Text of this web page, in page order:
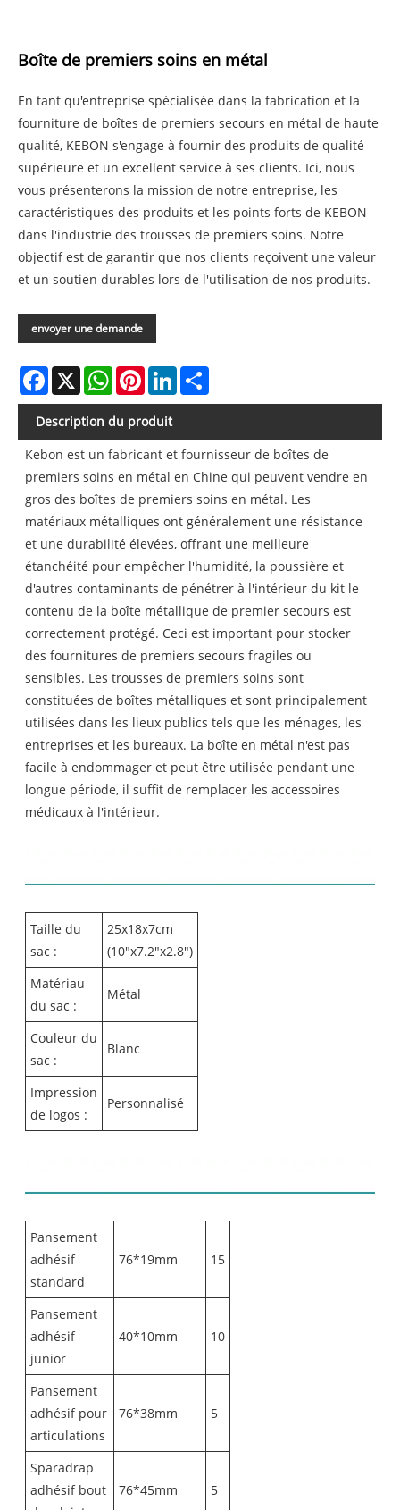
Boîte de premiers soins en métal
En tant qu'entreprise spécialisée dans la fabrication et la
fourniture de boîtes de premiers secours en métal de haute
qualité, KEBON s'engage à fournir des produits de qualité
supérieure et un excellent service à ses clients. Ici, nous
vous présenterons la mission de notre entreprise, les
caractéristiques des produits et les points forts de KEBON
dans l'industrie des trousses de premiers soins. Notre
objectif est de garantir que nos clients reçoivent une valeur
et un soutien durables lors de l'utilisation de nos produits.
envoyer une demande
Facebook
X WhatsAppPinterestLinkedIn
Description du produit
Kebon est un fabricant et fournisseur de boîtes de
premiers soins en métal en Chine qui peuvent vendre en
gros des boîtes de premiers soins en métal. Les
matériaux métalliques ont généralement une résistance
et une durabilité élevées, offrant une meilleure
étanchéité pour empêcher l'humidité, la poussière et
d'autres contaminants de pénétrer à l'intérieur du kit le
contenu de la boîte métallique de premier secours est
correctement protégé. Ceci est important pour stocker
des fournitures de premiers secours fragiles ou
sensibles. Les trousses de premiers soins sont
constituées de boîtes métalliques et sont principalement
utilisées dans les lieux publics tels que les ménages, les
entreprises et les bureaux. La boîte en métal n'est pas
facile à endommager et peut être utilisée pendant une
longue période, il suffit de remplacer les accessoires
médicaux à l'intérieur.
Taille du
sac :
25x18x7cm
(10"x7.2"x2.8")
Matériau
du sac :
Métal
Couleur du
sac :
Blanc
Impression
de logos :
Personnalisé
Pansement
adhésif
standard
76*19mm 15
Pansement
adhésif
junior
40*10mm 10
Pansement
adhésif pour
articulations
76*38mm 5
Sparadrap
adhésif bout
76*45mm 5